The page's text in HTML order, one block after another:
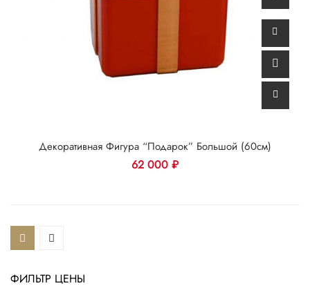
ФИЛЬТР ЦЕНЫ
Декоративная Фигура “Подарок” Большой (60см)
62 000 ₽